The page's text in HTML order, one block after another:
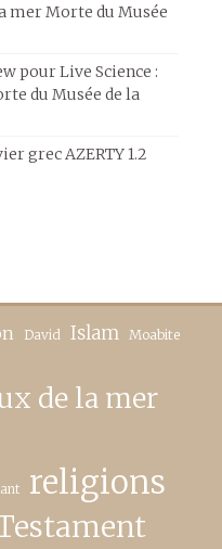
mer Morte du Musée
pour Live Science :
du Musée de la
grec AZERTY 1.2
David Islam Moabite
de la mer
religions